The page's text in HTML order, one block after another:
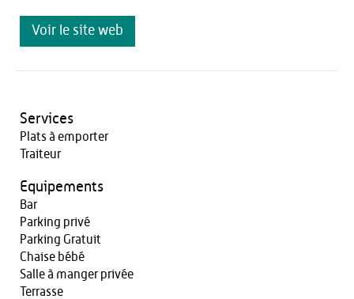
Voir le site web
Services
Plats à emporter
Traiteur
Equipements
Bar
Parking privé
Parking Gratuit
Chaise bébé
Salle à manger privée
Terrasse